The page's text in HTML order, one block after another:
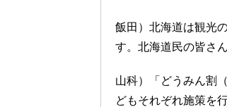
飯田）北海道は観光
す。北海道民の皆さ
山科）「どうみん割
どもそれぞれ施策を